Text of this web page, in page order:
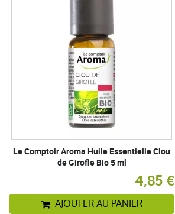
Le Comptoir Aroma Huile Essentielle Clou
de Girofle Bio 5 ml
4,85 €
AJOUTER AU PANIER